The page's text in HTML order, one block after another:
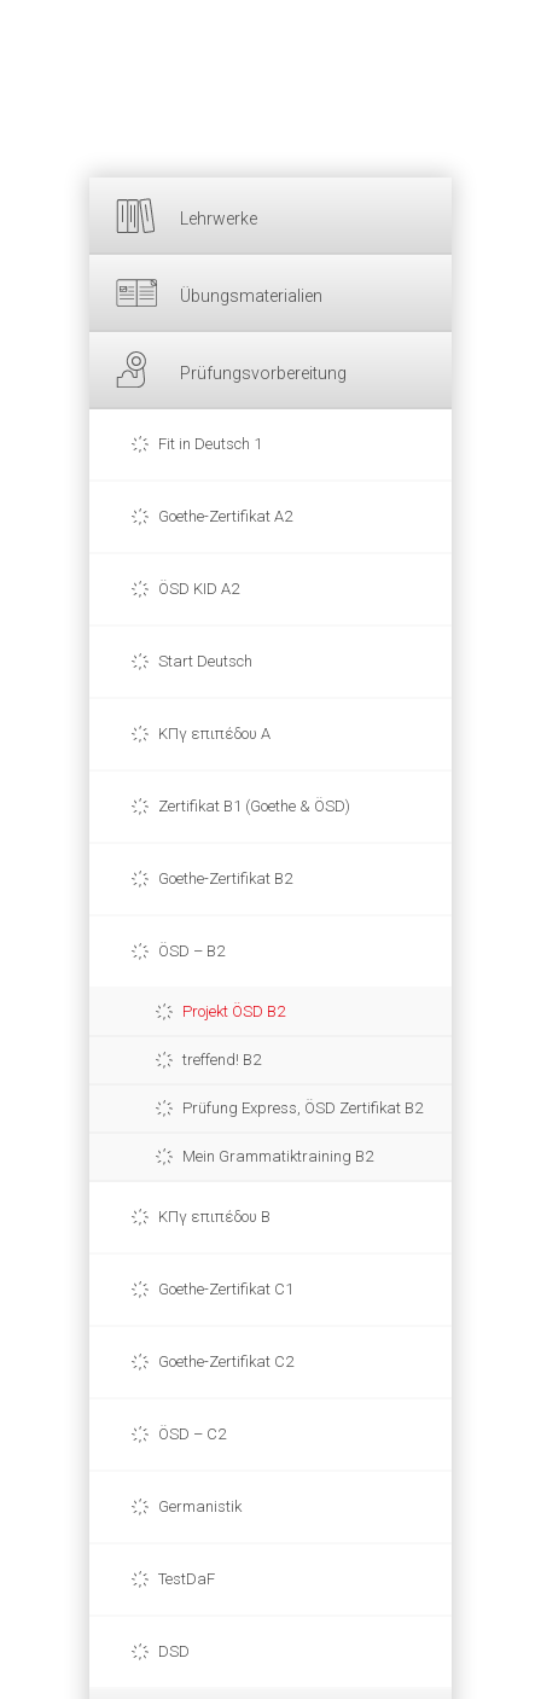
Lehrwerke
Übungsmaterialien
Prüfungsvorbereitung
Fit in Deutsch 1
Goethe-Zertifikat A2
ÖSD KID A2
Start Deutsch
ΚΠγ επιπέδου Α
Zertifikat B1 (Goethe & ÖSD)
Goethe-Zertifikat B2
ÖSD – B2
Projekt ÖSD B2
treffend! B2
Prüfung Express, ÖSD Zertifikat B2
Mein Grammatiktraining B2
ΚΠγ επιπέδου Β
Goethe-Zertifikat C1
Goethe-Zertifikat C2
ÖSD – C2
Germanistik
TestDaF
DSD